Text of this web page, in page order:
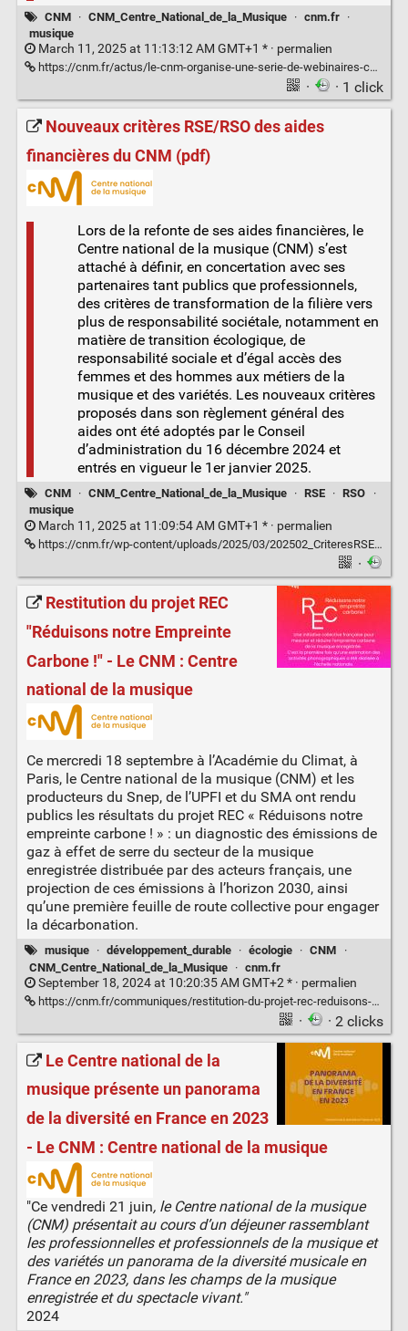
CNM · CNM_Centre_National_de_la_Musique · cnm.fr ·
musique
March 11, 2025 at 11:13:12 AM GMT+1 * · permalien
https://cnm.fr/actus/le-cnm-organise-une-serie-de-webinaires-consacres-a-la-reforme-des-aides/
· · 1 click
Nouveaux critères RSE/RSO des aides
financières du CNM (pdf)
Lors de la refonte de ses aides financières, le
Centre national de la musique (CNM) s’est
attaché à définir, en concertation avec ses
partenaires tant publics que professionnels,
des critères de transformation de la filière vers
plus de responsabilité sociétale, notamment en
matière de transition écologique, de
responsabilité sociale et d’égal accès des
femmes et des hommes aux métiers de la
musique et des variétés. Les nouveaux critères
proposés dans son règlement général des
aides ont été adoptés par le Conseil
d’administration du 16 décembre 2024 et
entrés en vigueur le 1er janvier 2025.
CNM · CNM_Centre_National_de_la_Musique · RSE · RSO
·
musique
March 11, 2025 at 11:09:54 AM GMT+1 * · permalien
https://cnm.fr/wp-content/uploads/2025/03/202502_CriteresRSE_RGA_CNM.pdf
·
Restitution du projet REC
"Réduisons notre Empreinte
Carbone !" - Le CNM : Centre
national de la musique
Ce mercredi 18 septembre à l’Académie du Climat, à
Paris, le Centre national de la musique (CNM) et les
producteurs du Snep, de l’UPFI et du SMA ont rendu
publics les résultats du projet REC « Réduisons notre
empreinte carbone ! » : un diagnostic des émissions de
gaz à effet de serre du secteur de la musique
enregistrée distribuée par des acteurs français, une
projection de ces émissions à l’horizon 2030, ainsi
qu’une première feuille de route collective pour engager
la décarbonation.
musique · développement_durable · écologie · CNM
·
CNM_Centre_National_de_la_Musique
· cnm.fr
September 18, 2024 at 10:20:35 AM GMT+2 * · permalien
https://cnm.fr/communiques/restitution-du-projet-rec-reduisons-notre-empreinte-carbone/
· · 2 clicks
Le Centre national de la
musique présente un panorama
de la diversité en France en 2023
- Le CNM : Centre national de la musique
"Ce vendredi 21 juin, le Centre national de la musique
(CNM) présentait au cours d’un déjeuner rassemblant
les professionnelles et professionnels de la musique et
des variétés un panorama de la diversité musicale en
France en 2023, dans les champs de la musique
enregistrée et du spectacle vivant."
2024